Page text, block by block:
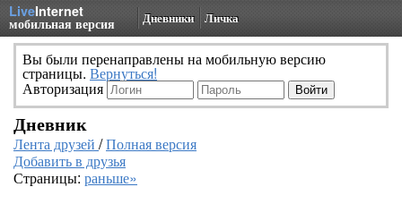
LiveInternet
мобильная версия Дневники Личка
Вы были перенаправлены на мобильную версию
страницы. Вернуться!
Авторизация
Дневник
Лента друзей /Полная версия
Добавить в друзья
Страницы: раньше»